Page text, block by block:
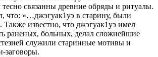
связанны древние обряды и ритуалы.
что: «…джэгуак1уэ в старину, были
известно, что джэгуак1уэ имел
раненых, больных, делал сложнейшие
служили старинные мотивы и
заговоры.